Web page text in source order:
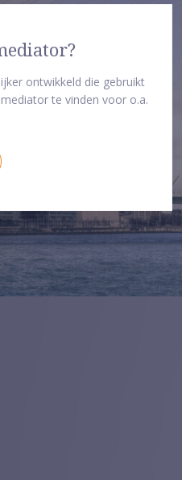
ontwikkeld die gebruikt
te vinden voor o.a.